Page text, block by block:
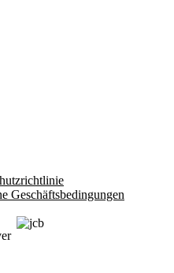
Geschäftsbedingungen